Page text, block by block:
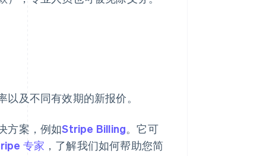
及不同有效期的新报价。
方案，例如Stripe Billing。它可
专家 ，了解我们如何帮助您简